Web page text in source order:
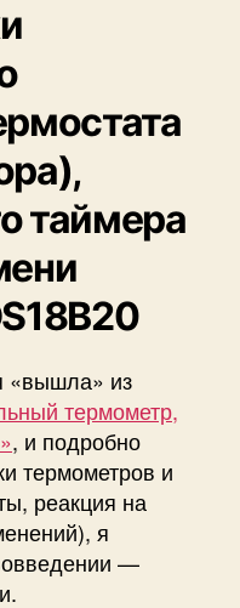
таймера
«вышла» из
термометр,
, и подробно
термометров и
реакция на
я
—